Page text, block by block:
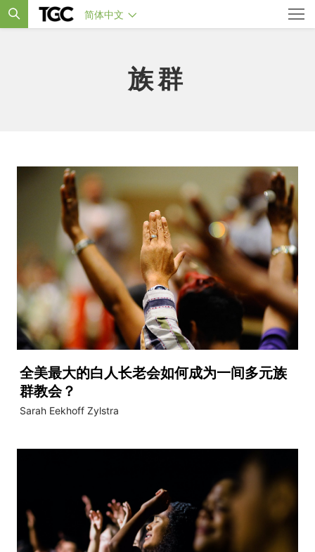
简体中文
族群
全美最大的白人长老会如何成为一间多元族
群教会？
Sarah Eekhoff Zylstra